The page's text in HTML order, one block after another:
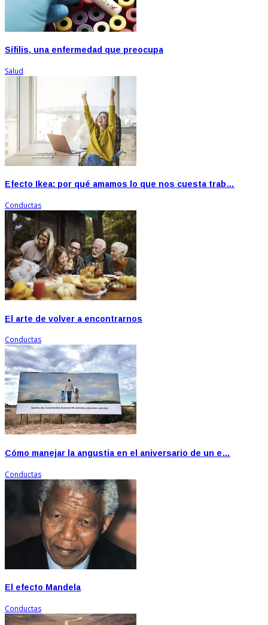
Sífilis, una enfermedad que preocupa
Salud
Efecto Ikea: por qué amamos lo que nos cuesta trab…
Conductas
El arte de volver a encontrarnos
Conductas
Cómo manejar la angustia en el aniversario de un e…
Conductas
El efecto Mandela
Conductas